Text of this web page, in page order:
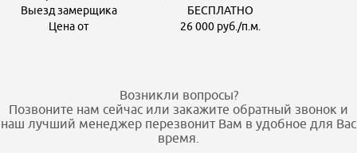
Выезд замерщика
БЕСПЛАТНО
Цена от
26 000 руб./п.м.
Возникли вопросы?
Позвоните нам сейчас или закажите обратный звонок и
наш лучший менеджер перезвонит Вам в удобное для Вас
время.